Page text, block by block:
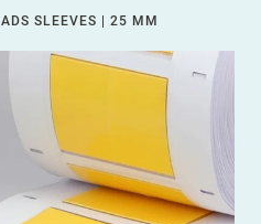
ADS SLEEVES | 25 MM